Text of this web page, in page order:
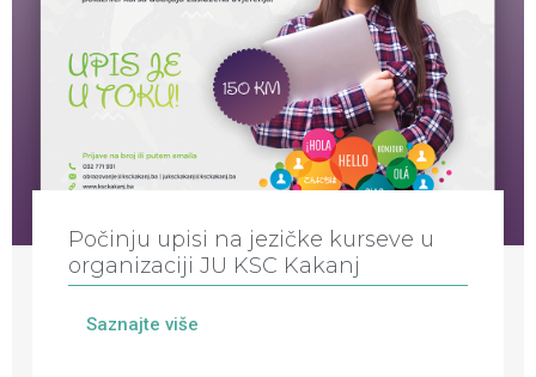
Počinju upisi na jezičke kurseve u
organizaciji JU KSC Kakanj
Saznajte više